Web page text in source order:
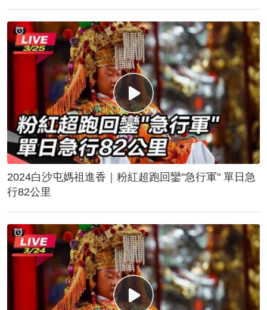
2024白沙屯媽祖進香｜粉紅超跑回鑾"急行軍" 單日急
行82公里